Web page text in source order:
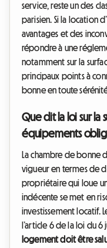
service, reste un des
parisien. Si la location
avantages et des
répondre à une
notamment sur la
principaux points à
bonne en toute
Que dit la loi sur la
équipements
La chambre de bonne
vigueur en termes de
propriétaire qui loue
indécente se met en
investissement locatif.
l’article 6 de la loi du
logement doit être